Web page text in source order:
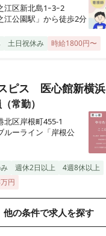
江区新北島1ｰ3ｰ2
江公園駅」から徒歩2分
土日祝休み 時給1800円〜
ピス 医心館新横浜
常勤）
北区岸根町455-1
ルーライン「岸根公
週休2日以上
4週8休以上
円
他の条件で求人を探す